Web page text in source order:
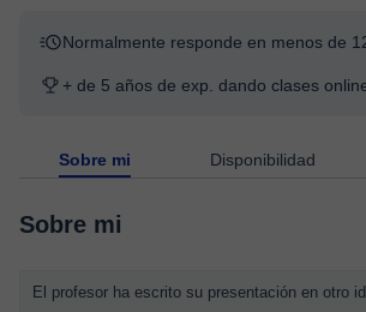
Normalmente responde en menos de
+ de 5 años de exp. dando clases
Sobre mi Disponibilidad
Sobre mi
El profesor ha escrito su presentación en otro